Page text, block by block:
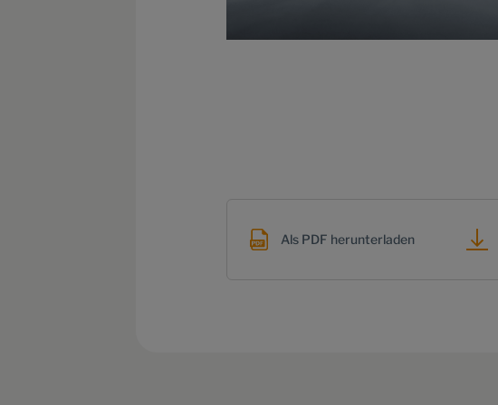
Als PDF herunterladen